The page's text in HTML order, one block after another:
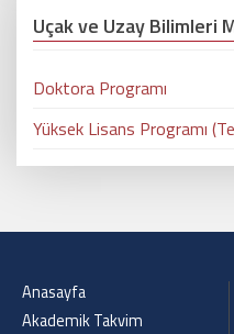
Uçak ve Uzay Bilimleri
Doktora Programı
Yüksek Lisans Programı
Anasayfa
Akademik Takvim